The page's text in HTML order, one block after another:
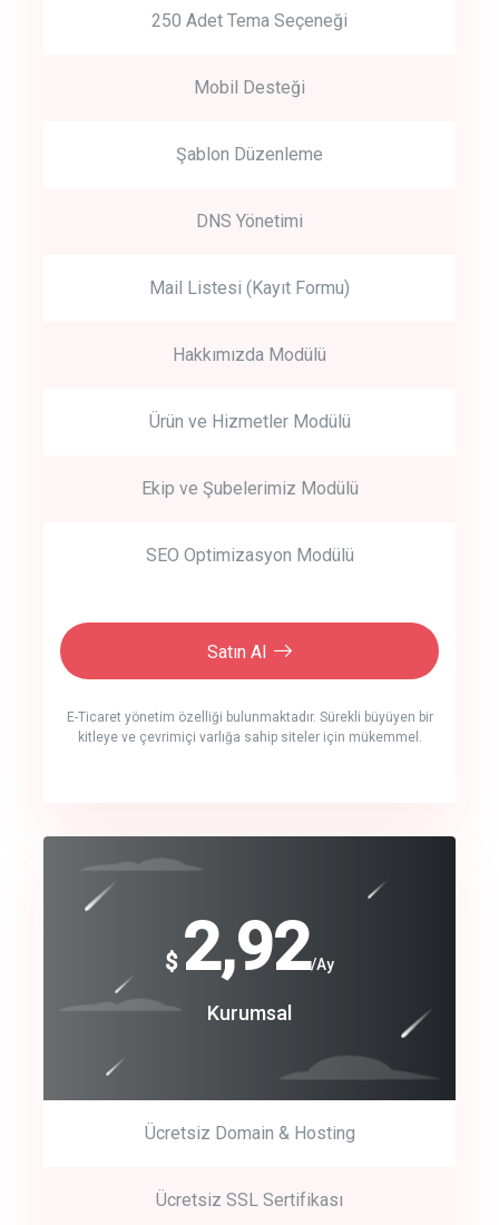
250 Adet Tema Seçeneği
Mobil Desteği
Şablon Düzenleme
DNS Yönetimi
Mail Listesi (Kayıt Formu)
Hakkımızda Modülü
Ürün ve Hizmetler Modülü
Ekip ve Şubelerimiz Modülü
SEO Optimizasyon Modülü
Satın Al
E-Ticaret yönetim özelliği bulunmaktadır. Sürekli büyüyen bir
kitleye ve çevrimiçi varlığa sahip siteler için mükemmel.
crm auto cync
track energy costs
Get Started
Start by trying our service for 30 days free trial no credit card
$ 2,92/Ay
Kurumsal
Ücretsiz Domain & Hosting
Ücretsiz SSL Sertifikası
$
240
Coroprate